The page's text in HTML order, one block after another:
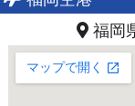
福岡